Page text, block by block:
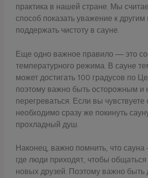
практика в нашей стране. Мы
способ показать уважение к другим
поддержать чистоту в сауне.
Еще одно важное правило — это
температурного режима. В сауне
может достигать 100 градусов по
поэтому важно быть осторожным и
перегреваться. Если вы чувствуете
необходимо сразу же покинуть
прохладный душ.
Наконец, важно помнить, что
где люди приходят, чтобы общаться
новых друзей. Поэтому важно